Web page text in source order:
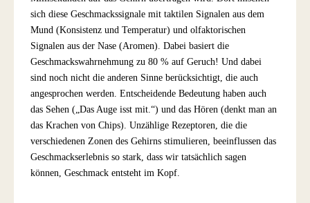
sich diese Geschmackssignale mit taktilen Signalen aus dem
Mund (Konsistenz und Temperatur) und olfaktorischen
Signalen aus der Nase (Aromen). Dabei basiert die
Geschmackswahrnehmung zu 80 % auf Geruch! Und dabei
sind noch nicht die anderen Sinne berücksichtigt, die auch
angesprochen werden. Entscheidende Bedeutung haben auch
das Sehen („Das Auge isst mit.“) und das Hören (denkt man an
das Krachen von Chips). Unzählige Rezeptoren, die die
verschiedenen Zonen des Gehirns stimulieren, beeinflussen das
Geschmackserlebnis so stark, dass wir tatsächlich sagen
können, Geschmack entsteht im Kopf.